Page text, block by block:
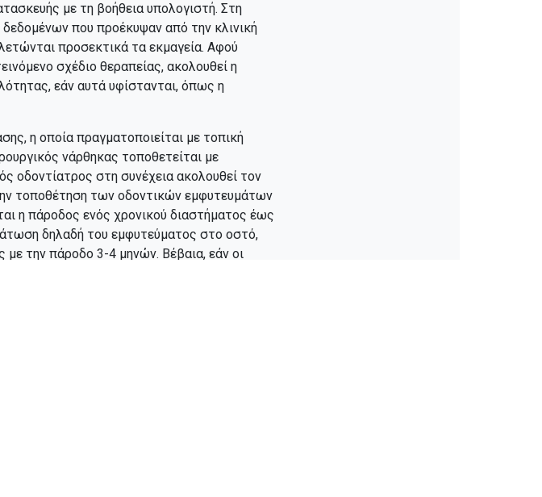
με τη βοήθεια υπολογιστή. Στη
που προέκυψαν από την κλινική
προσεκτικά τα εκμαγεία. Αφού
σχέδιο θεραπείας, ακολουθεί η
εάν αυτά υφίστανται, όπως η
η οποία πραγματοποιείται με τοπική
νάρθηκας τοποθετείται με
οδοντίατρος στη συνέχεια ακολουθεί τον
τοποθέτηση των οδοντικών εμφυτευμάτων
η πάροδος ενός χρονικού διαστήματος έως
δηλαδή του εμφυτεύματος στο οστό,
με την πάροδο 3-4 μηνών. Βέβαια, εάν οι